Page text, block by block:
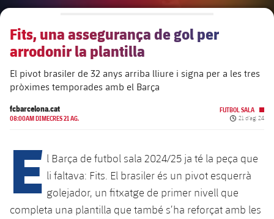
label.aria.chevronright
Òrgans
chevron-right
label.aria.chevronright
Documents
Comissions i òrgans
Masia 360
La Masia
Dècada a dècada
Centre de documentació
plusicon
més
Fits, una assegurança de gol per
arrodonir la plantilla
El pivot brasiler de 32 anys arriba lliure i signa per a les tres
pròximes temporades amb el Barça
fcbarcelona.cat
08:00AM DIMECRES 21 AG.
FUTBOL SALA
Data de
21 d’ag. 24
E l Barça de futbol sala 2024/25 ja té la peça que
li faltava: Fits. El brasiler és un pivot esquerrà
golejador, un fitxatge de primer nivell que
completa una plantilla que també s’ha reforçat amb les